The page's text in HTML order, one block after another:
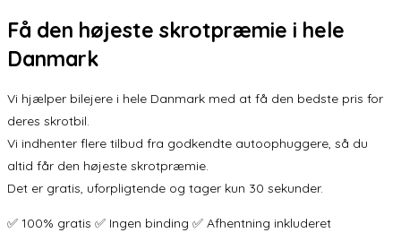
Få den højeste skrotpræmie i hele
Danmark
Vi hjælper bilejere i hele Danmark med at få den bedste pris for
deres skrotbil.
Vi indhenter flere tilbud fra godkendte autoophuggere, så du
altid får den højeste skrotpræmie.
Det er gratis, uforpligtende og tager kun 30 sekunder.
✅ 100% gratis ✅ Ingen binding ✅ Afhentning inkluderet